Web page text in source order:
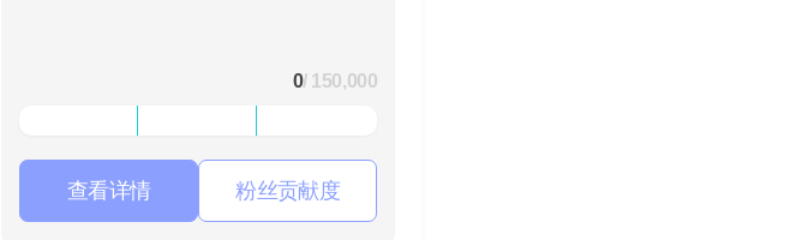
0/ 150,000
查看详情 粉丝贡献度